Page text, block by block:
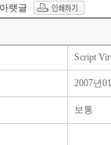
아랫글
Script
2007년
보통